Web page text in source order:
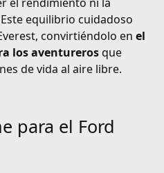
equilibrio cuidadoso
convirtiéndolo en el
los aventurerosque
de vida al aire libre.
para el Ford